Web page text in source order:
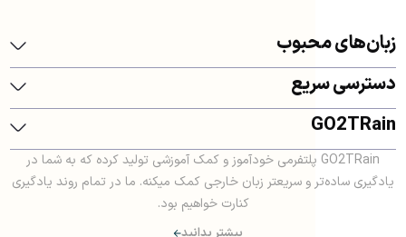
زبان‌های محبوب
دسترسی سریع
GO2TRain
GO2TRain پلتفرمی خودآموز و کمک آموزشی تولید کرده که به شما در
یادگیری ساده‌تر و سریعتر زبان خارجی کمک میکنه. ما در تمام روند یادگیری
کنارت خواهیم بود.
بیشتر بدانید